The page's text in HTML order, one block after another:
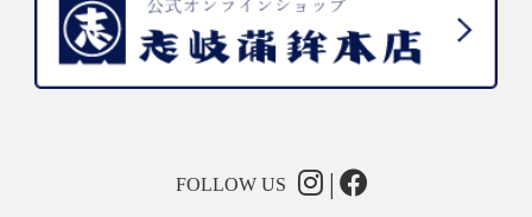
FOLLOW US